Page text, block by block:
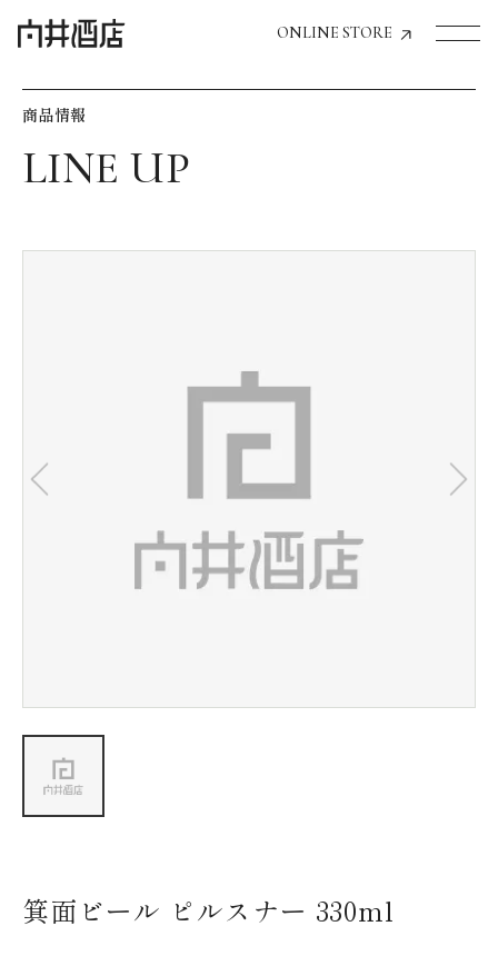
ONLINE STORE
飲食店経営のお客様
お気に入り機能の活用方法
会社情報
商品情報
箕面ビール ピルスナー 330ml